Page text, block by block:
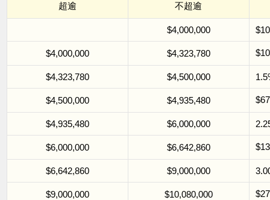
超逾 不超逾
$4,000,000
$4,000,000 $4,323,780
$4,323,780 $4,500,000
$4,500,000 $4,935,480
$4,935,480 $6,000,000
$6,000,000 $6,642,860
$6,642,860 $9,000,000
$9,000,000 $10,080,000